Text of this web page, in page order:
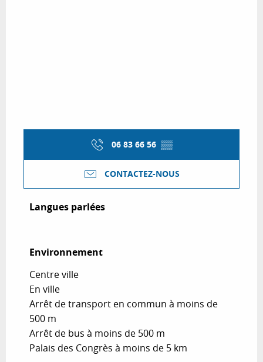
06 83 66 56 ▒▒
CONTACTEZ-NOUS
Langues parlées
Langues parlées
Environnement
Environnement
Centre ville
En ville
Arrêt de transport en commun à moins de
500 m
Arrêt de bus à moins de 500 m
Palais des Congrès à moins de 5 km